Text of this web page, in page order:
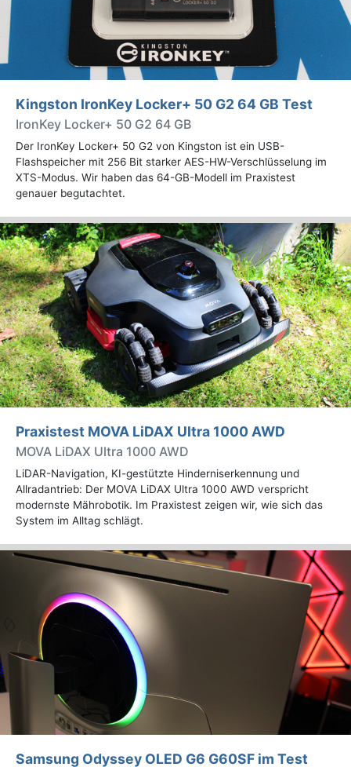
Kingston IronKey Locker+ 50 G2 64 GB Test
IronKey Locker+ 50 G2 64 GB
Der IronKey Locker+ 50 G2 von Kingston ist ein USB-
Flashspeicher mit 256 Bit starker AES-HW-Verschlüsselung im
XTS-Modus. Wir haben das 64-GB-Modell im Praxistest
genauer begutachtet.
Praxistest MOVA LiDAX Ultra 1000 AWD
MOVA LiDAX Ultra 1000 AWD
LiDAR-Navigation, KI-gestützte Hinderniserkennung und
Allradantrieb: Der MOVA LiDAX Ultra 1000 AWD verspricht
modernste Mährobotik. Im Praxistest zeigen wir, wie sich das
System im Alltag schlägt.
Samsung Odyssey OLED G6 G60SF im Test